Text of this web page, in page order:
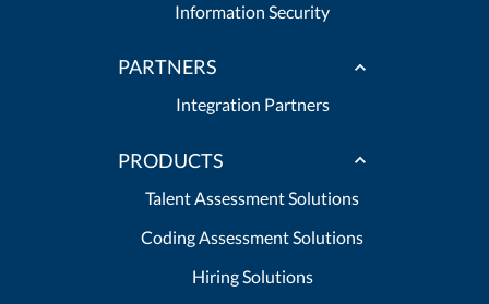
Information Security
PARTNERS
Integration Partners
PRODUCTS
Talent Assessment Solutions
Coding Assessment Solutions
Hiring Solutions